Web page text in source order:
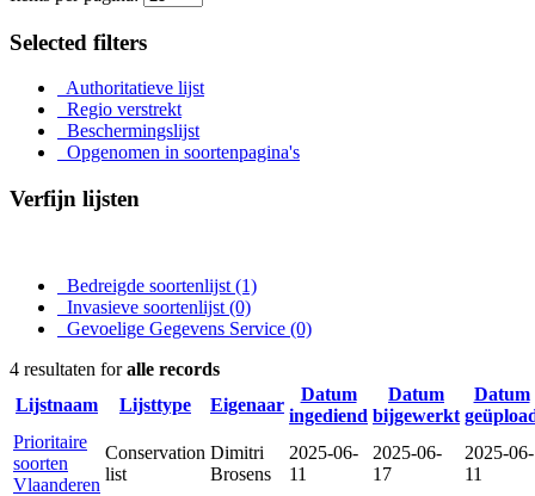
Selected filters
Authoritatieve lijst
Regio verstrekt
Beschermingslijst
Opgenomen in soortenpagina's
Verfijn lijsten
Bedreigde soortenlijst (1)
Invasieve soortenlijst (0)
Gevoelige Gegevens Service (0)
4 resultaten foralle records
Lijstnaam
Lijsttype Eigenaar
Datum
ingediend
Datum
bijgewerkt
Datum
Prioritaire
soorten
Vlaanderen
Conservation
list
Dimitri
Brosens
2025-06-
11
2025-06-
17
2025-06-
11